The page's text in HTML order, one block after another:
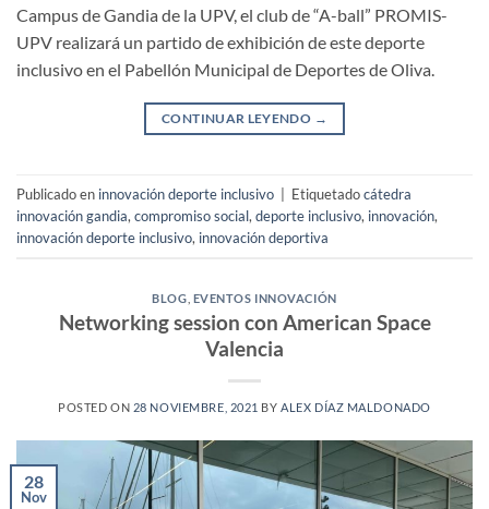
Campus de Gandia de la UPV, el club de “A-ball” PROMIS-
UPV realizará un partido de exhibición de este deporte
inclusivo en el Pabellón Municipal de Deportes de Oliva.
CONTINUAR LEYENDO →
Publicado en innovación deporte inclusivo Etiquetadocátedra
innovación gandia, compromiso social, deporte inclusivo, innovación,
innovación deporte inclusivo, innovación deportiva
BLOG EVENTOS INNOVACIÓN
Networking session con American Space
Valencia
POSTED ON 28 NOVIEMBRE, 2021 BYALEX DÍAZ MALDONADO
28
Nov